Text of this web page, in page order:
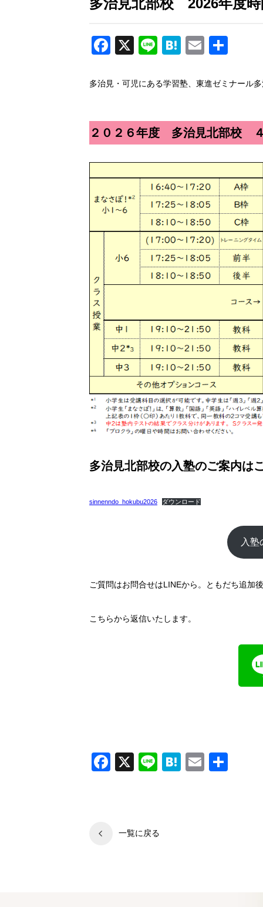
多治見北部校 2026年度時
Facebook
X LineHatena
Email
多治見・可児にある学習塾、東進ゼミナール
２０２６年度 多治見北部校
多治見北部校の入塾のご案内は
sinnenndo_hokubu2026 ダウンロード
入塾
ご質問はお問合せはLINEから。ともだち追加
こちらから返信いたします。
Facebook
X LineHatena
Email
一覧に戻る